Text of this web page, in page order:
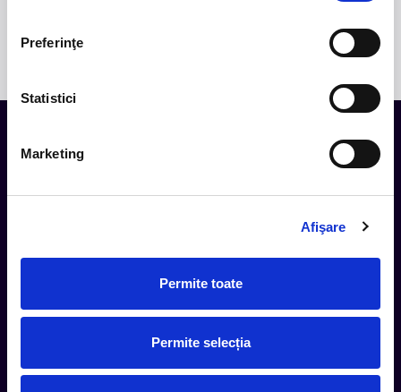
Preferinţe
Statistici
Marketing
Afişare
Permite toate
Permite selecția
Tot ce te intereseaza, direct in
inbox.
Aboneaza-te la newsletter-ul nostru, fii primul la care ajung
Subscribe
Urmareste noutatile pe